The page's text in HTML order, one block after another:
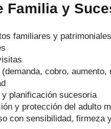
Familia y
familiares y
cobro, aumento,
planificación sucesoria
y protección del adulto
con sensibilidad, firmeza